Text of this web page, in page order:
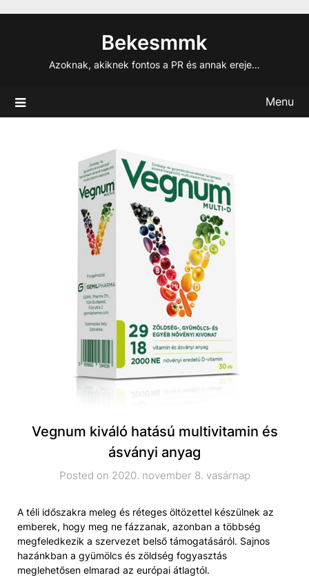
Bekesmmk
Azoknak, akiknek fontos a PR és annak ereje…
Menu
Vegnum kiváló hatású multivitamin és
ásványi anyag
Posted on 2020. november 8. vasárnap
A téli időszakra meleg és réteges öltözettel készülnek az
emberek, hogy meg ne fázzanak, azonban a többség
megfeledkezik a szervezet belső támogatásáról. Sajnos
hazánkban a gyümölcs és zöldség fogyasztás
meglehetősen elmarad az európai átlagtól.